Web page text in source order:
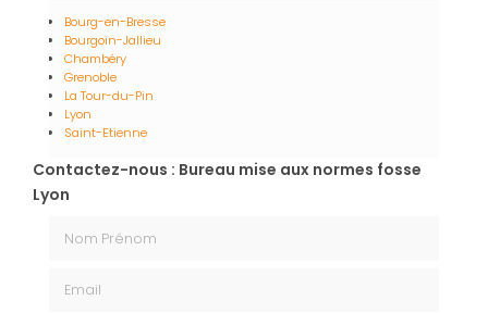
Bourg-en-Bresse
Bourgoin-Jallieu
Chambéry
Grenoble
La Tour-du-Pin
Lyon
Saint-Etienne
Contactez-nous : Bureau mise aux normes fosse
Lyon
Nom Prénom